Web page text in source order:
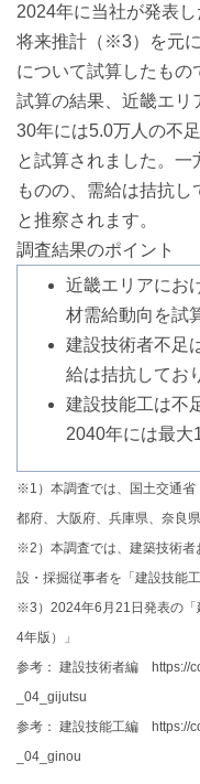
2024年に当社が発表
将来推計（※3）を元
について試算したもの
試算の結果、近畿エリ
30年には5.0万人の不
と試算されました。一
ものの、需給は拮抗
と推察されます。
調査結果のポイント
近畿エリアにお
材需給動向を試
建設技術者不足
給は拮抗してお
建設技能工は不
2040年には最大
※1）本調査では、国土交通省
都府、大阪府、兵庫県、奈良
※2）本調査では、建築技術者
設・採掘従事者を「建設技能
※3）2024年6月21日発表の「
4年版）」
参考： 建設技術者編 https://
_04_gijutsu
参考： 建設技能工編 https://
_04_ginou